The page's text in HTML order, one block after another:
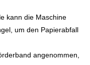
kann die Maschine
um den Papierabfall
angenommen,